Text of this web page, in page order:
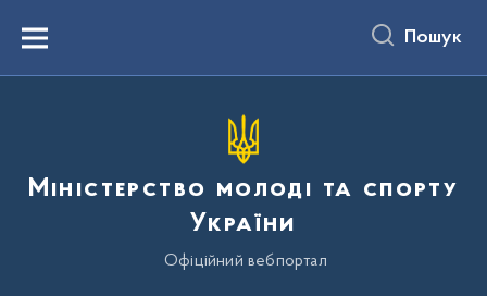
вмістуMenu Пошук
Міністерство молоді та спорту
України
Офіційний вебпортал